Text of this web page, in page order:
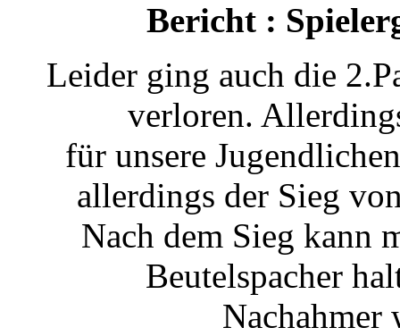
Bericht :
Leider ging auch die
verloren.
für unsere
allerdings der Sieg
Nach dem Sieg kann
Beutelspacher
Nachahmer